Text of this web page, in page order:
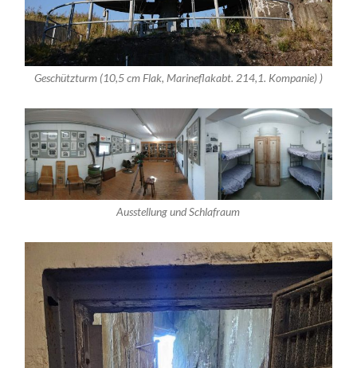
Geschützturm (10,5 cm Flak, Marineflakabt. 214,1. Kompanie) )
Ausstellung und Schlafraum